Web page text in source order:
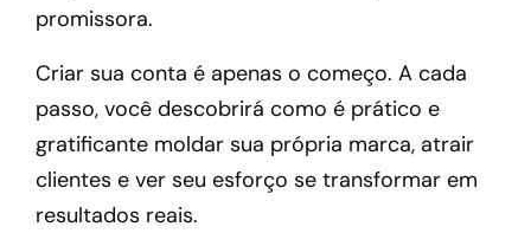
promissora.
Criar sua conta é apenas o começo. A cada
passo, você descobrirá como é prático e
gratificante moldar sua própria marca, atrair
clientes e ver seu esforço se transformar em
resultados reais.